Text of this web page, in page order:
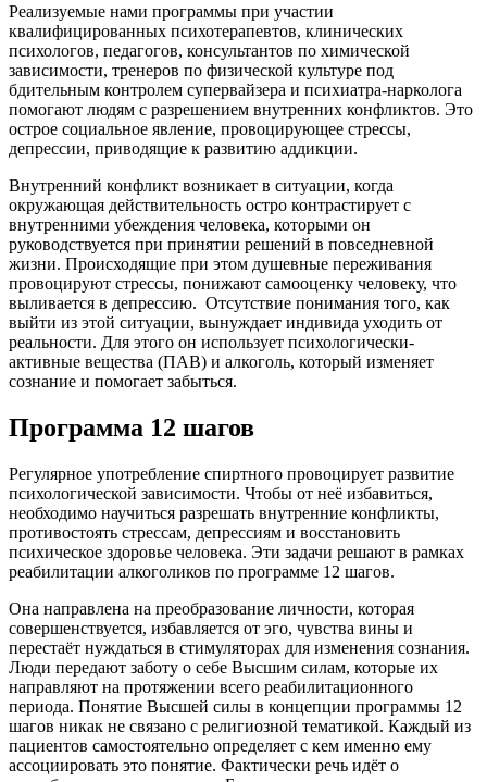
Реализуемые нами программы при участии
квалифицированных психотерапевтов, клинических
психологов, педагогов, консультантов по химической
зависимости, тренеров по физической культуре под
бдительным контролем супервайзера и психиатра-нарколога
помогают людям с разрешением внутренних конфликтов. Это
острое социальное явление, провоцирующее стрессы,
депрессии, приводящие к развитию аддикции.
Внутренний конфликт возникает в ситуации, когда
окружающая действительность остро контрастирует с
внутренними убеждения человека, которыми он
руководствуется при принятии решений в повседневной
жизни. Происходящие при этом душевные переживания
провоцируют стрессы, понижают самооценку человеку, что
выливается в депрессию. Отсутствие понимания того, как
выйти из этой ситуации, вынуждает индивида уходить от
реальности. Для этого он использует психологически-
активные вещества (ПАВ) и алкоголь, который изменяет
сознание и помогает забыться.
Программа 12 шагов
Регулярное употребление спиртного провоцирует развитие
психологической зависимости. Чтобы от неё избавиться,
необходимо научиться разрешать внутренние конфликты,
противостоять стрессам, депрессиям и восстановить
психическое здоровье человека. Эти задачи решают в рамках
реабилитации алкоголиков по программе 12 шагов.
Она направлена на преобразование личности, которая
совершенствуется, избавляется от эго, чувства вины и
перестаёт нуждаться в стимуляторах для изменения сознания.
Люди передают заботу о себе Высшим силам, которые их
направляют на протяжении всего реабилитационного
периода. Понятие Высшей силы в концепции программы 12
шагов никак не связано с религиозной тематикой. Каждый из
пациентов самостоятельно определяет с кем именно ему
ассоциировать это понятие. Фактически речь идёт о